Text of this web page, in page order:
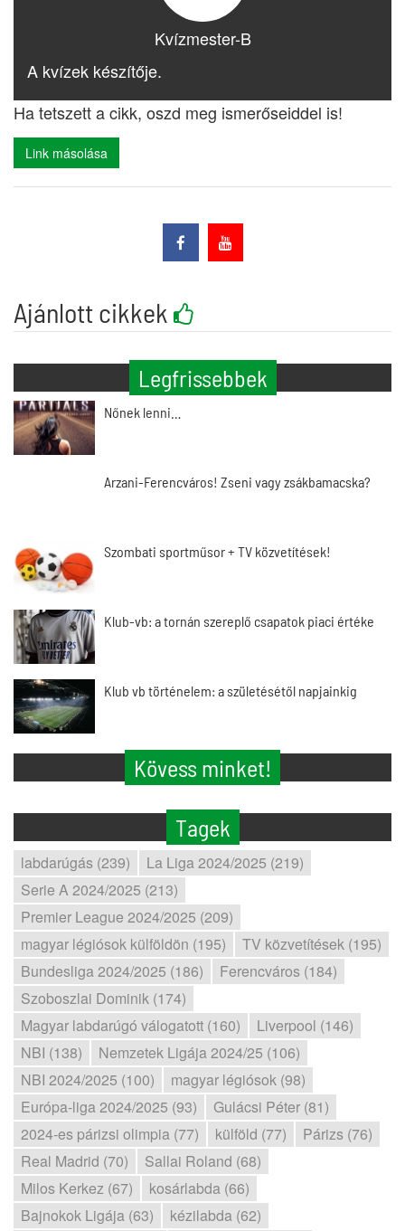
Kvízmester-B
A kvízek készítője.
Ha tetszett a cikk, oszd meg ismerőseiddel is!
Link másolása
Ajánlott cikkek
Legfrissebbek
Nőnek lenni…
Arzani-Ferencváros! Zseni vagy zsákbamacska?
Szombati sportműsor + TV közvetítések!
Klub-vb: a tornán szereplő csapatok piaci értéke
Klub vb történelem: a születésétől napjainkig
Kövess minket!
Tagek
labdarúgás (239)
La Liga 2024/2025 (219)
Serie A 2024/2025 (213)
Premier League 2024/2025 (209)
magyar légiósok külföldön (195)
TV közvetítések (195)
Bundesliga 2024/2025 (186)
Ferencváros (184)
Szoboszlai Dominik (174)
Magyar labdarúgó válogatott (160)
Liverpool (146)
NBI (138)
Nemzetek Ligája 2024/25 (106)
NBI 2024/2025 (100)
magyar légiósok (98)
Európa-liga 2024/2025 (93)
Gulácsi Péter (81)
2024-es párizsi olimpia (77)
külföld (77)
Párizs (76)
Real Madrid (70)
Sallai Roland (68)
Milos Kerkez (67)
kosárlabda (66)
Bajnokok Ligája (63)
kézilabda (62)